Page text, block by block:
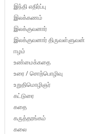
இந்தி எதிர்ப்பு
இலக்கணம்
இலக்குவனார்
இலக்குவனார் திருவள்ளுவன்
ஈழம்
உண்மைக்கதை
உரை / சொற்பொழிவு
உறுதிமொழிஞர்
கட்டுரை
கதை
கருத்தரங்கம்
கலை